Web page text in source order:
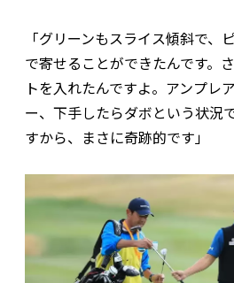
「グリーンもスライス傾斜で、
で寄せることができたんです。
トを入れたんですよ。アンプレ
ー、下手したらダボという状況
すから、まさに奇跡的です」